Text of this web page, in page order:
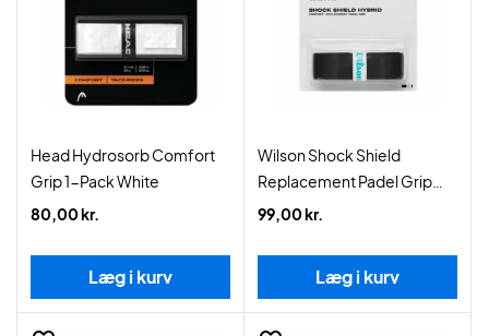
Head Hydrosorb Comfort
Grip 1-Pack White
80,00 kr.
Læg i kurv
Wilson Shock Shield
Replacement Padel Grip
Black
99,00 kr.
Læg i kurv